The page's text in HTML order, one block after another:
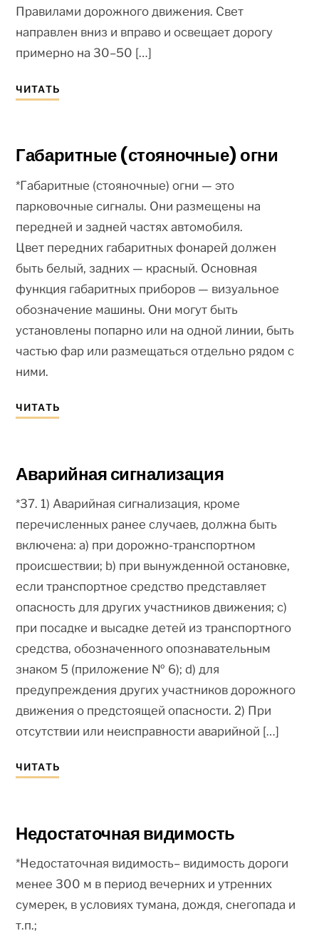
Правилами дорожного движения. Свет
направлен вниз и вправо и освещает дорогу
примерно на 30–50 […]
ЧИТАТЬ
Габаритные (стояночные) огни
*Габаритные (стояночные) огни — это
парковочные сигналы. Они размещены на
передней и задней частях автомобиля.
Цвет передних габаритных фонарей должен
быть белый, задних — красный. Основная
функция габаритных приборов — визуальное
обозначение машины. Они могут быть
установлены попарно или на одной линии, быть
частью фар или размещаться отдельно рядом с
ними.
ЧИТАТЬ
Аварийная сигнализация
*37. 1) Аварийная сигнализация, кроме
перечисленных ранее случаев, должна быть
включена: a) при дорожно-транспортном
происшествии; b) при вынужденной остановке,
если транспортное средство представляет
опасность для других участников движения; c)
при посадке и высадке детей из транспортного
средства, обозначенного опознавательным
знаком 5 (приложение № 6); d) для
предупреждения других участников дорожного
движения о предстоящей опасности. 2) При
отсутствии или неисправности аварийной […]
ЧИТАТЬ
Недостаточная видимость
*Недостаточная видимость– видимость дороги
менее 300 м в период вечерних и утренних
сумерек, в условиях тумана, дождя, снегопада и
т.п.;